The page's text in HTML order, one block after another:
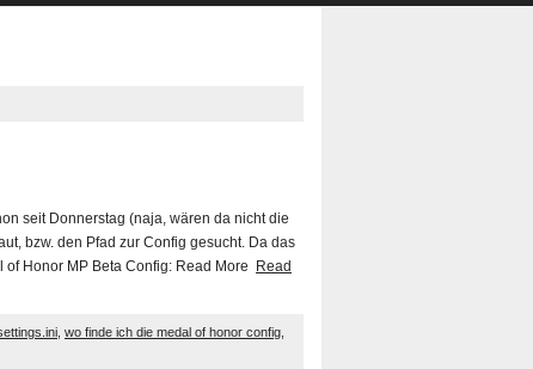
seit Donnerstag (naja, wären da nicht die
bzw. den Pfad zur Config gesucht. Da das
Honor MP Beta Config: Read More
Read
wo finde ich die medal of honor config